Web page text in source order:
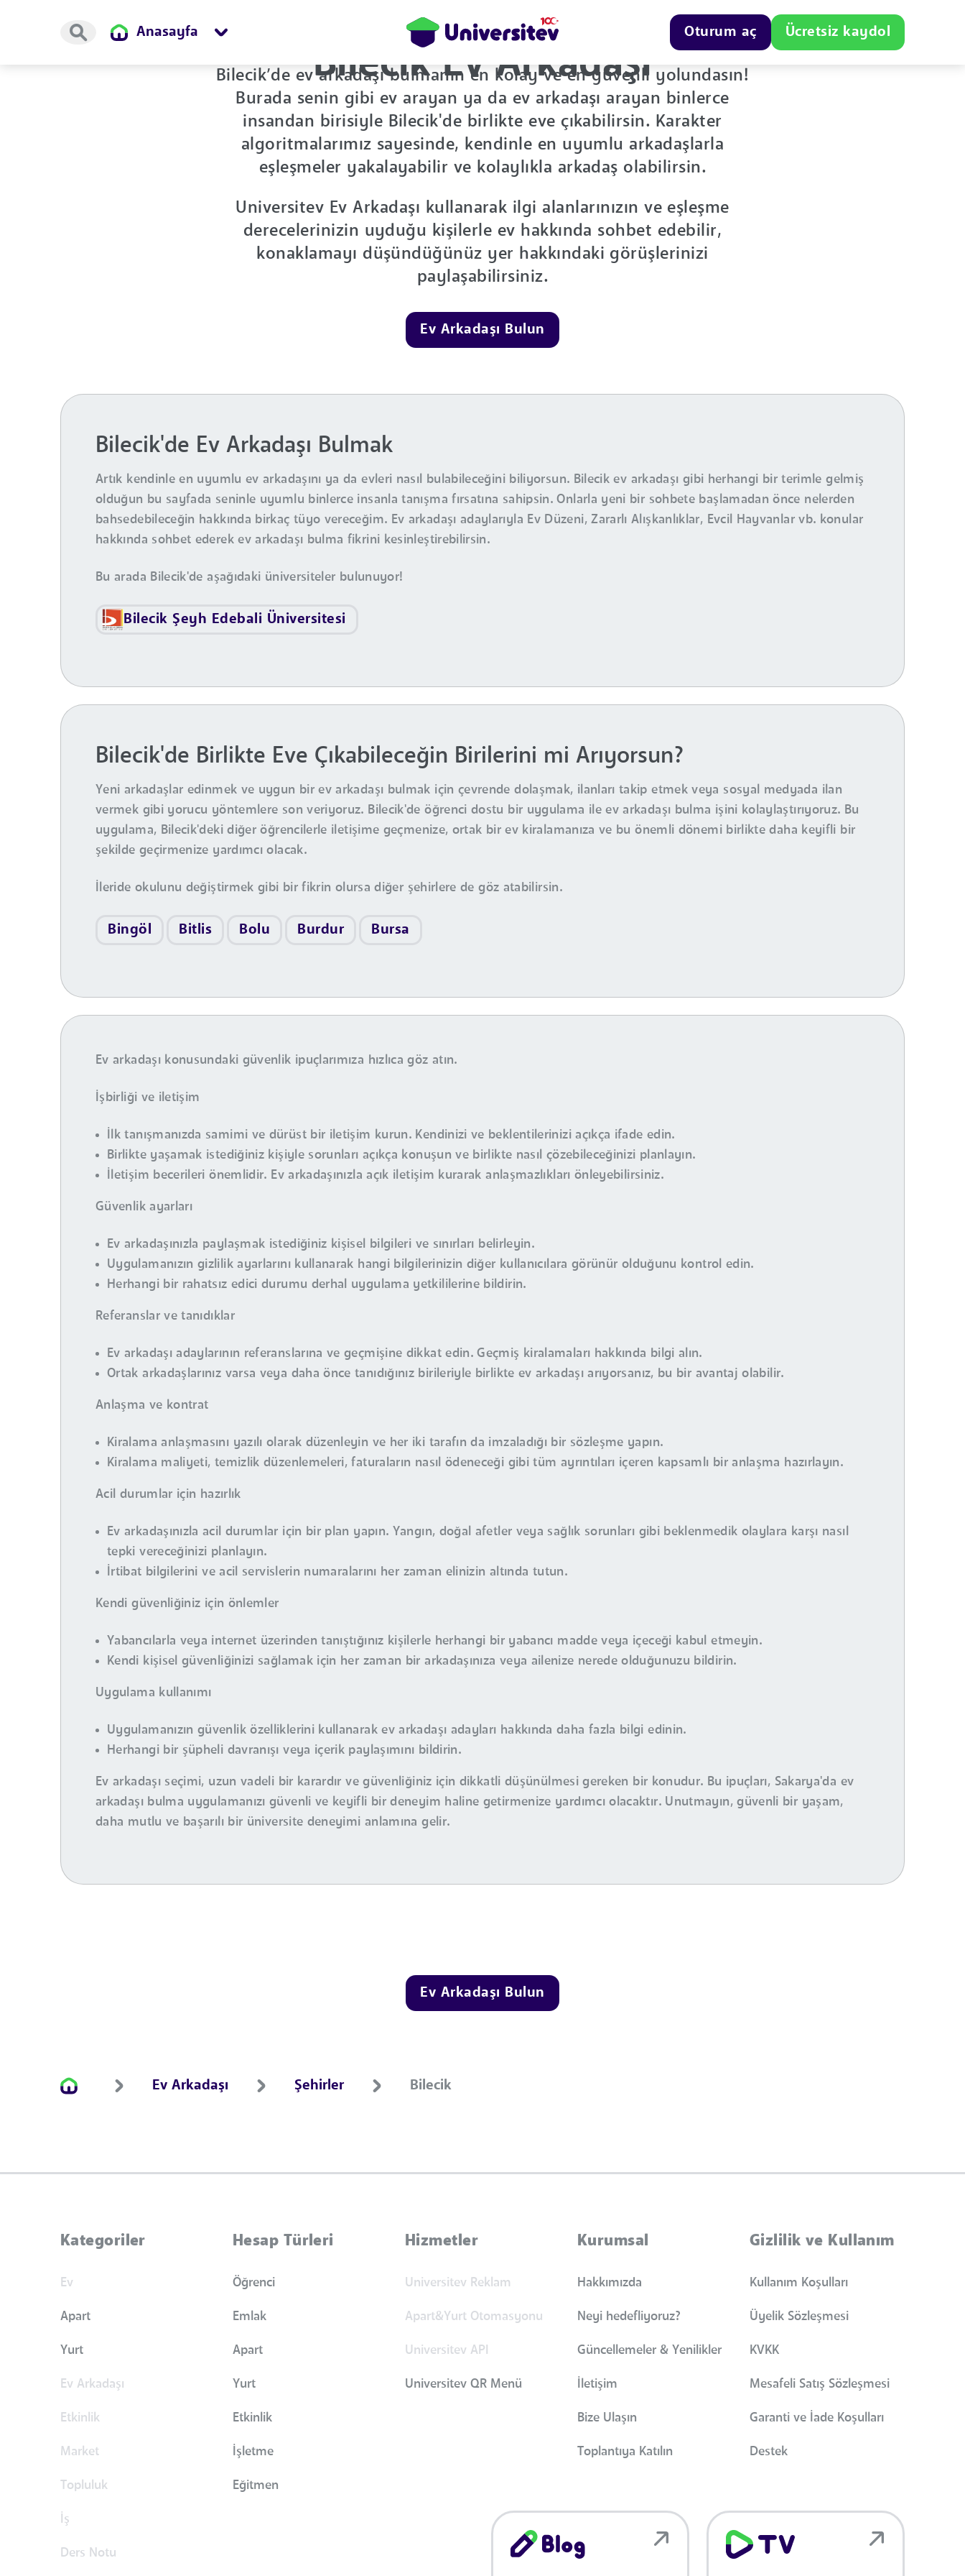
Anasayfa Oturum aç Ücretsiz kaydol
Bilecik Ev Arkadaşı
Bilecik’de ev arkadaşı bulmanın en kolay ve en güvenli yolundasın!
Burada senin gibi ev arayan ya da ev arkadaşı arayan binlerce
insandan birisiyle Bilecik'de birlikte eve çıkabilirsin. Karakter
algoritmalarımız sayesinde, kendinle en uyumlu arkadaşlarla
eşleşmeler yakalayabilir ve kolaylıkla arkadaş olabilirsin.
Universitev Ev Arkadaşı kullanarak ilgi alanlarınızın ve eşleşme
derecelerinizin uyduğu kişilerle ev hakkında sohbet edebilir,
konaklamayı düşündüğünüz yer hakkındaki görüşlerinizi
paylaşabilirsiniz.
Ev Arkadaşı Bulun
Bilecik'de Ev Arkadaşı Bulmak
Artık kendinle en uyumlu ev arkadaşını ya da evleri nasıl bulabileceğini biliyorsun. Bilecik ev arkadaşı gibi herhangi bir terimle gelmiş
olduğun bu sayfada seninle uyumlu binlerce insanla tanışma fırsatına sahipsin. Onlarla yeni bir sohbete başlamadan önce nelerden
bahsedebileceğin hakkında birkaç tüyo vereceğim. Ev arkadaşı adaylarıyla Ev Düzeni, Zararlı Alışkanlıklar, Evcil Hayvanlar vb. konular
hakkında sohbet ederek ev arkadaşı bulma fikrini kesinleştirebilirsin.
Bu arada Bilecik'de aşağıdaki üniversiteler bulunuyor!
Bilecik Şeyh Edebali Üniversitesi
Bilecik'de Birlikte Eve Çıkabileceğin Birilerini mi Arıyorsun?
Yeni arkadaşlar edinmek ve uygun bir ev arkadaşı bulmak için çevrende dolaşmak, ilanları takip etmek veya sosyal medyada ilan
vermek gibi yorucu yöntemlere son veriyoruz. Bilecik'de öğrenci dostu bir uygulama ile ev arkadaşı bulma işini kolaylaştırıyoruz. Bu
uygulama, Bilecik'deki diğer öğrencilerle iletişime geçmenize, ortak bir ev kiralamanıza ve bu önemli dönemi birlikte daha keyifli bir
şekilde geçirmenize yardımcı olacak.
İleride okulunu değiştirmek gibi bir fikrin olursa diğer şehirlere de göz atabilirsin.
Bingöl Bitlis Bolu Burdur Bursa
Ev arkadaşı konusundaki güvenlik ipuçlarımıza hızlıca göz atın.
İşbirliği ve iletişim
İlk tanışmanızda samimi ve dürüst bir iletişim kurun. Kendinizi ve beklentilerinizi açıkça ifade edin.
Birlikte yaşamak istediğiniz kişiyle sorunları açıkça konuşun ve birlikte nasıl çözebileceğinizi planlayın.
İletişim becerileri önemlidir. Ev arkadaşınızla açık iletişim kurarak anlaşmazlıkları önleyebilirsiniz.
Güvenlik ayarları
Ev arkadaşınızla paylaşmak istediğiniz kişisel bilgileri ve sınırları belirleyin.
Uygulamanızın gizlilik ayarlarını kullanarak hangi bilgilerinizin diğer kullanıcılara görünür olduğunu kontrol edin.
Herhangi bir rahatsız edici durumu derhal uygulama yetkililerine bildirin.
Referanslar ve tanıdıklar
Ev arkadaşı adaylarının referanslarına ve geçmişine dikkat edin. Geçmiş kiralamaları hakkında bilgi alın.
Ortak arkadaşlarınız varsa veya daha önce tanıdığınız birileriyle birlikte ev arkadaşı arıyorsanız, bu bir avantaj olabilir.
Anlaşma ve kontrat
Kiralama anlaşmasını yazılı olarak düzenleyin ve her iki tarafın da imzaladığı bir sözleşme yapın.
Kiralama maliyeti, temizlik düzenlemeleri, faturaların nasıl ödeneceği gibi tüm ayrıntıları içeren kapsamlı bir anlaşma hazırlayın.
Acil durumlar için hazırlık
Ev arkadaşınızla acil durumlar için bir plan yapın. Yangın, doğal afetler veya sağlık sorunları gibi beklenmedik olaylara karşı nasıl
tepki vereceğinizi planlayın.
İrtibat bilgilerini ve acil servislerin numaralarını her zaman elinizin altında tutun.
Kendi güvenliğiniz için önlemler
Yabancılarla veya internet üzerinden tanıştığınız kişilerle herhangi bir yabancı madde veya içeceği kabul etmeyin.
Kendi kişisel güvenliğinizi sağlamak için her zaman bir arkadaşınıza veya ailenize nerede olduğunuzu bildirin.
Uygulama kullanımı
Uygulamanızın güvenlik özelliklerini kullanarak ev arkadaşı adayları hakkında daha fazla bilgi edinin.
Herhangi bir şüpheli davranışı veya içerik paylaşımını bildirin.
Ev arkadaşı seçimi, uzun vadeli bir karardır ve güvenliğiniz için dikkatli düşünülmesi gereken bir konudur. Bu ipuçları, Sakarya'da ev
arkadaşı bulma uygulamanızı güvenli ve keyifli bir deneyim haline getirmenize yardımcı olacaktır. Unutmayın, güvenli bir yaşam,
daha mutlu ve başarılı bir üniversite deneyimi anlamına gelir.
Ev Arkadaşı Bulun
Ev Arkadaşı Şehirler Bilecik
Kategoriler
Ev
Apart
Yurt
Ev Arkadaşı
Etkinlik
Market
Topluluk
İş
Ders Notu
Hesap Türleri
Öğrenci
Emlak
Apart
Yurt
Etkinlik
İşletme
Eğitmen
Hizmetler
Universitev Reklam
Apart&Yurt Otomasyonu
Universitev API
Universitev QR Menü
Kurumsal
Hakkımızda
Neyi hedefliyoruz?
Güncellemeler & Yenilikler
İletişim
Bize Ulaşın
Toplantıya Katılın
Gizlilik ve Kullanım
Kullanım Koşulları
Üyelik Sözleşmesi
KVKK
Mesafeli Satış Sözleşmesi
Garanti ve İade Koşulları
Destek